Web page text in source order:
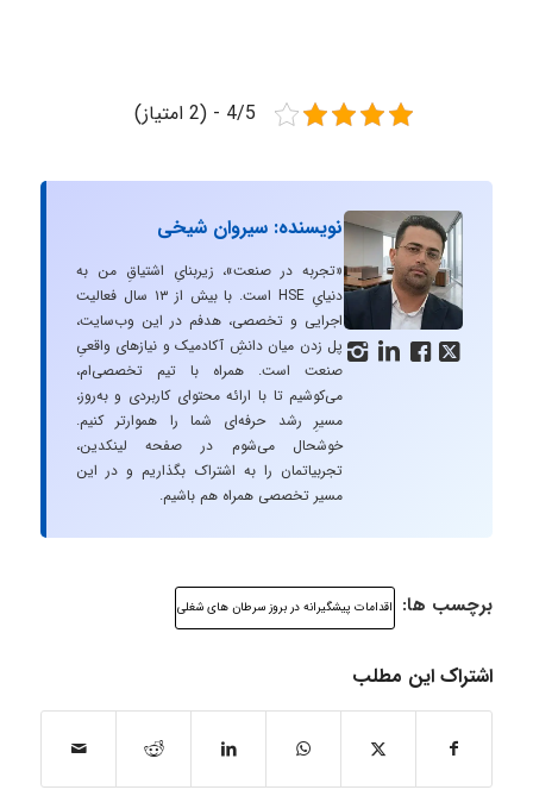
4/5 - (2 امتیاز)
   
نویسنده: سیروان شیخی
«تجربه در صنعت»، زیربنایِ اشتیاقِ من به
دنیایِ HSE است. با بیش از ۱۳ سال فعالیت
اجرایی و تخصصی، هدفم در این وب‌سایت،
پل زدن میان دانشِ آکادمیک و نیازهای واقعیِ
صنعت است. همراه با تیم تخصصی‌ام،
می‌کوشیم تا با ارائه محتوای کاربردی و به‌روز،
مسیرِ رشد حرفه‌ای شما را هموارتر کنیم.
خوشحال می‌شوم در صفحه لینکدین،
تجربیاتمان را به اشتراک بگذاریم و در این
مسیر تخصصی همراه هم باشیم.
برچسب ها: اقدامات پیشگیرانه در بروز سرطان های شغلی
اشتراک این مطلب